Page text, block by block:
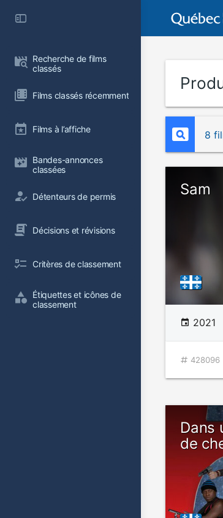
Recherche de films
classés
Films classés récemment
Films à l’affiche
Bandes-annonces
classées
Détenteurs de permis
Décisions et révisions
Critères de classement
Étiquettes et icônes de
classement
8
Sam
2021
428096
Dans
de